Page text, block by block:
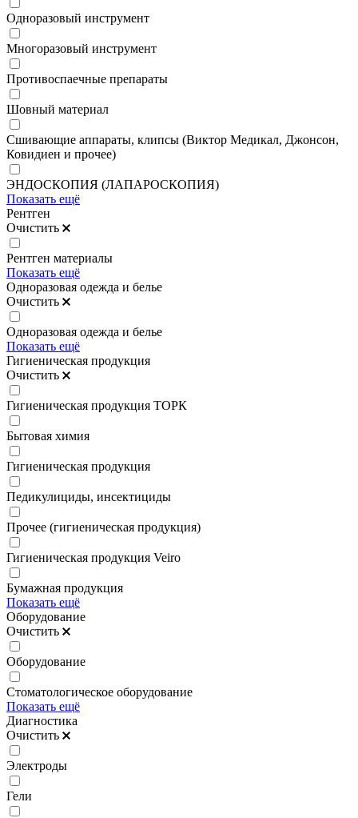
Одноразовый инструмент
Многоразовый инструмент
Противоспаечные препараты
Шовный материал
Сшивающие аппараты, клипсы (Виктор Медикал, Джонсон,
Ковидиен и прочее)
ЭНДОСКОПИЯ (ЛАПАРОСКОПИЯ)
Показать ещё
Рентген
Очистить
Рентген материалы
Показать ещё
Одноразовая одежда и белье
Очистить
Одноразовая одежда и белье
Показать ещё
Гигиеническая продукция
Очистить
Гигиеническая продукция ТОРК
Бытовая химия
Гигиеническая продукция
Педикулициды, инсектициды
Прочее (гигиеническая продукция)
Гигиеническая продукция Veiro
Бумажная продукция
Показать ещё
Оборудование
Очистить
Оборудование
Стоматологическое оборудование
Показать ещё
Диагностика
Очистить
Электроды
Гели